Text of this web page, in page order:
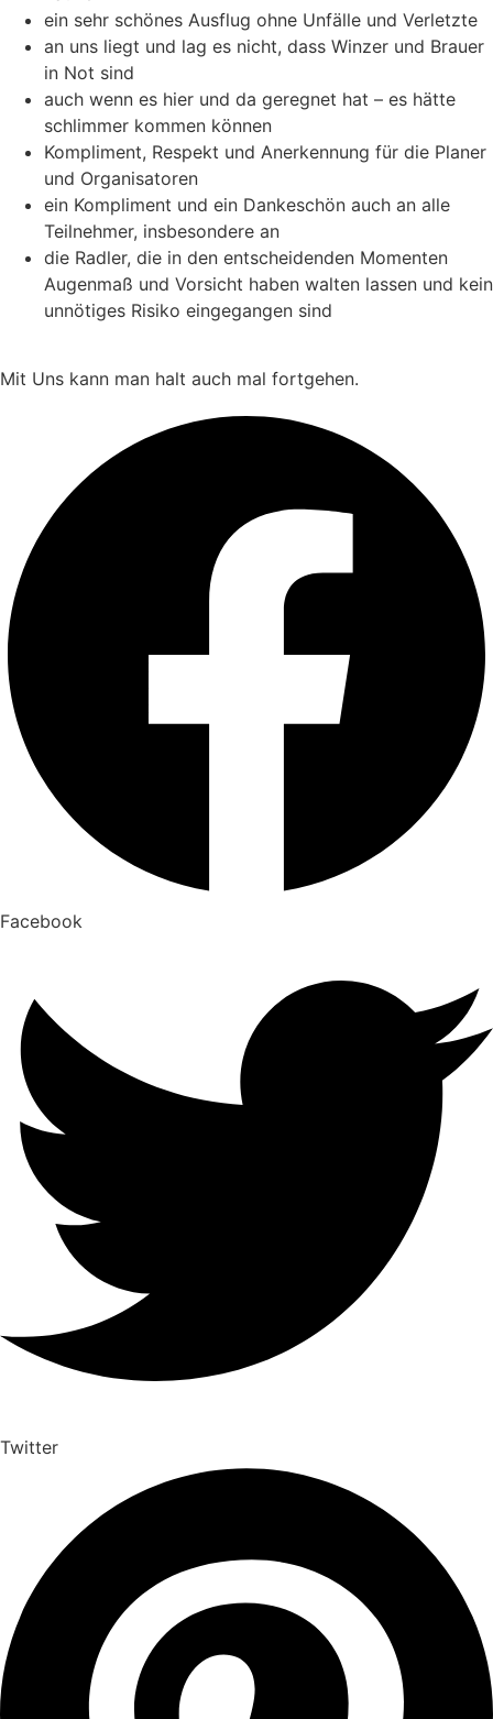
ein sehr schönes Ausflug ohne Unfälle und Verletzte
an uns liegt und lag es nicht, dass Winzer und Brauer
in Not sind
auch wenn es hier und da geregnet hat – es hätte
schlimmer kommen können
Kompliment, Respekt und Anerkennung für die Planer
und Organisatoren
ein Kompliment und ein Dankeschön auch an alle
Teilnehmer, insbesondere an
die Radler, die in den entscheidenden Momenten
Augenmaß und Vorsicht haben walten lassen und kein
unnötiges Risiko eingegangen sind
Mit Uns kann man halt auch mal fortgehen.
Facebook
Twitter